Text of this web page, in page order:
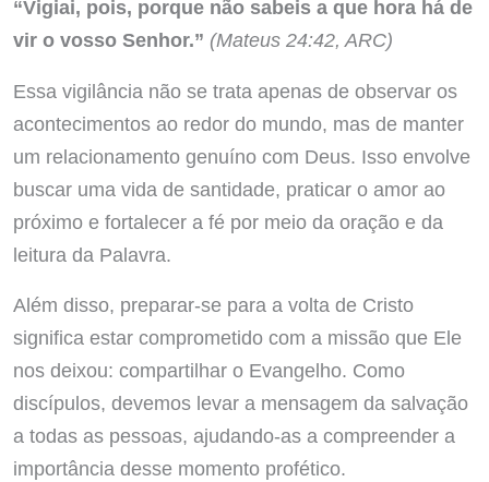
“Vigiai, pois, porque não sabeis a que hora há de
vir o vosso Senhor.” (Mateus 24:42, ARC)
Essa vigilância não se trata apenas de observar os
acontecimentos ao redor do mundo, mas de manter
um relacionamento genuíno com Deus. Isso envolve
buscar uma vida de santidade, praticar o amor ao
próximo e fortalecer a fé por meio da oração e da
leitura da Palavra.
Além disso, preparar-se para a volta de Cristo
significa estar comprometido com a missão que Ele
nos deixou: compartilhar o Evangelho. Como
discípulos, devemos levar a mensagem da salvação
a todas as pessoas, ajudando-as a compreender a
importância desse momento profético.